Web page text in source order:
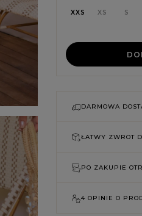
BEŻOWE
BIAŁE
NIEBIESKIE
ZIELONE
BRĄZOWE
RÓŻOWE
SZARE
ŻÓŁTE
PRINTY
KREMOWE
XXS XS S
DARMOWA
ŁATWY ZWROT
PO ZAKUPIE
4 OPINIE O